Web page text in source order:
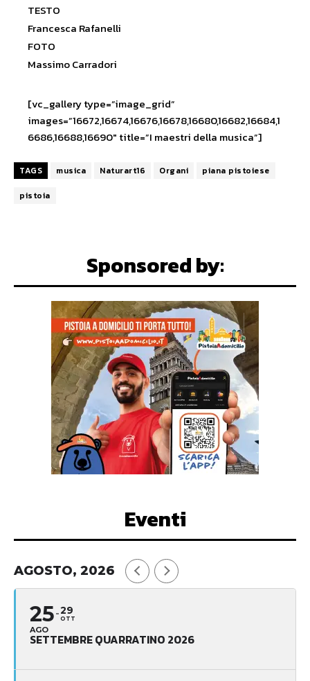
TESTO
Francesca Rafanelli
FOTO
Massimo Carradori
[vc_gallery type=”image_grid”
images=”16672,16674,16676,16678,16680,16682,16684,1
6686,16688,16690″ title=”I maestri della musica”]
TAGS musica Naturart16 Organi
piana pistoiese
pistoia
Sponsored by:
Eventi
AGOSTO, 2026
25
AGO
29
OTT
SETTEMBRE QUARRATINO 2026